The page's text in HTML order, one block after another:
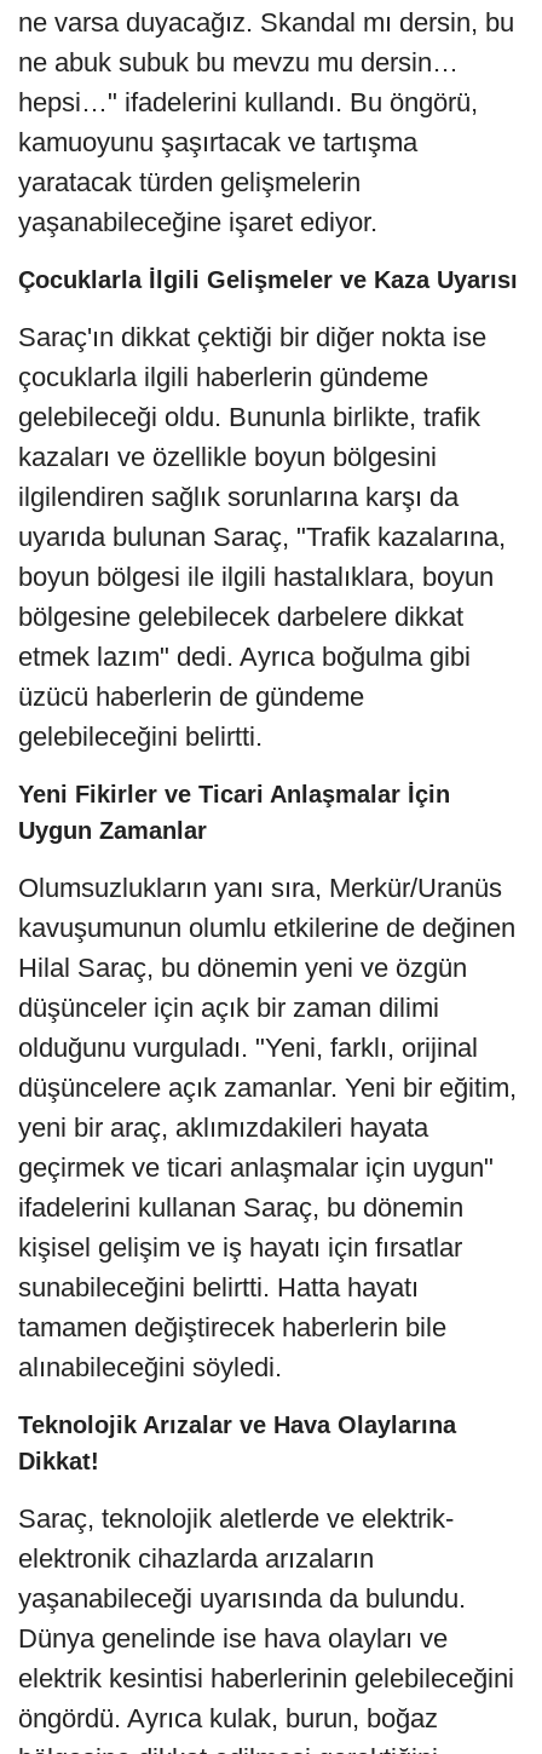
ne varsa duyacağız. Skandal mı dersin, bu
ne abuk subuk bu mevzu mu dersin…
hepsi…" ifadelerini kullandı. Bu öngörü,
kamuoyunu şaşırtacak ve tartışma
yaratacak türden gelişmelerin
yaşanabileceğine işaret ediyor.
Çocuklarla İlgili Gelişmeler ve Kaza Uyarısı
Saraç'ın dikkat çektiği bir diğer nokta ise
çocuklarla ilgili haberlerin gündeme
gelebileceği oldu. Bununla birlikte, trafik
kazaları ve özellikle boyun bölgesini
ilgilendiren sağlık sorunlarına karşı da
uyarıda bulunan Saraç, "Trafik kazalarına,
boyun bölgesi ile ilgili hastalıklara, boyun
bölgesine gelebilecek darbelere dikkat
etmek lazım" dedi. Ayrıca boğulma gibi
üzücü haberlerin de gündeme
gelebileceğini belirtti.
Yeni Fikirler ve Ticari Anlaşmalar İçin
Uygun Zamanlar
Olumsuzlukların yanı sıra, Merkür/Uranüs
kavuşumunun olumlu etkilerine de değinen
Hilal Saraç, bu dönemin yeni ve özgün
düşünceler için açık bir zaman dilimi
olduğunu vurguladı. "Yeni, farklı, orijinal
düşüncelere açık zamanlar. Yeni bir eğitim,
yeni bir araç, aklımızdakileri hayata
geçirmek ve ticari anlaşmalar için uygun"
ifadelerini kullanan Saraç, bu dönemin
kişisel gelişim ve iş hayatı için fırsatlar
sunabileceğini belirtti. Hatta hayatı
tamamen değiştirecek haberlerin bile
alınabileceğini söyledi.
Teknolojik Arızalar ve Hava Olaylarına
Dikkat!
Saraç, teknolojik aletlerde ve elektrik-
elektronik cihazlarda arızaların
yaşanabileceği uyarısında da bulundu.
Dünya genelinde ise hava olayları ve
elektrik kesintisi haberlerinin gelebileceğini
öngördü. Ayrıca kulak, burun, boğaz